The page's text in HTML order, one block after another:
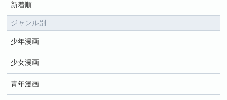
新着順
ジャンル別
少年漫画
少女漫画
青年漫画